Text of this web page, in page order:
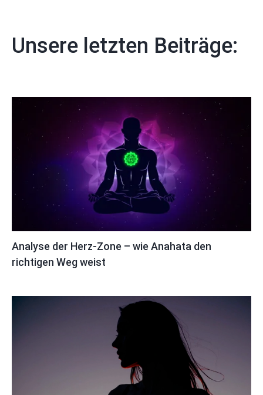
Unsere letzten Beiträge:
Analyse der Herz-Zone – wie Anahata den
richtigen Weg weist